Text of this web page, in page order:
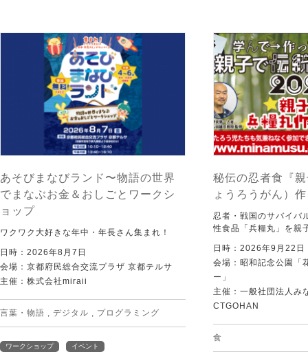
あそびまなびランド〜物語の世界
でまなぶお金＆おしごとワークシ
ョップ
ワクワク大好きな年中・年長さん集まれ！
日時：2026年8月7日
会場：京都府民総合交流プラザ 京都テルサ
主催：株式会社miraii
言葉・物語 , デジタル , プログラミング
ワークショップ イベント
秘伝の忍者食『
ょうろうがん）
忍者・戦国のサバイバ
性食品「兵糧丸」を親
日時：2026年9月22日
会場：昭和記念公園「
ー」
主催：一般社団法人み
CTGOHAN
食